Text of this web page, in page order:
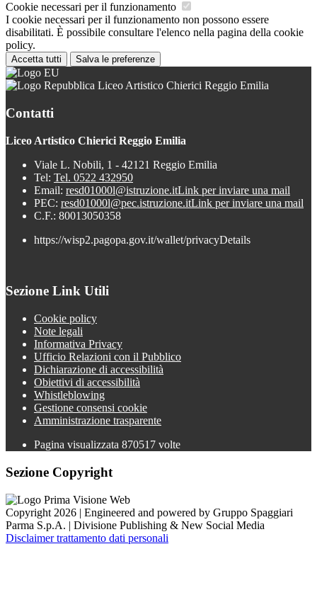
Cookie necessari per il funzionamento
I cookie necessari per il funzionamento non possono essere
disabilitati. È possibile consultare l'elenco nella pagina della cookie
policy.
Accetta tutti Salva le preferenze
Liceo Artistico Chierici Reggio Emilia
Contatti
Liceo Artistico Chierici Reggio Emilia
Viale L. Nobili, 1 - 42121 Reggio Emilia
Tel: Tel. 0522 432950
Email: resd01000l@istruzione.itLink per inviare una mail
PEC: resd01000l@pec.istruzione.itLink per inviare una mail
C.F.: 80013050358
https://wisp2.pagopa.gov.it/wallet/privacyDetails
Sezione Link Utili
Cookie policy
Note legali
Informativa Privacy
Ufficio Relazioni con il Pubblico
Dichiarazione di accessibilità
Obiettivi di accessibilità
Whistleblowing
Gestione consensi cookie
Amministrazione trasparente
Pagina visualizzata 870517 volte
Sezione Copyright
Copyright 2026 | Engineered and powered by Gruppo Spaggiari
Parma S.p.A. | Divisione Publishing & New Social Media
Disclaimer trattamento dati personali